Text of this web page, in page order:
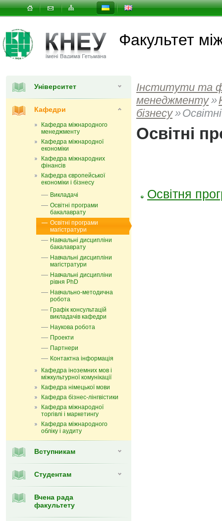
Факультет
Університет
Кафедри
Кафедра міжнародного
менеджменту
Кафедра міжнародної
економіки
Кафедра міжнародних
фінансів
Кафедра європейської
економіки і бізнесу
Викладачі
Освітні програми
бакалаврату
Освітні програми
магістратури
Навчальні дисципліни
бакалаврату
Навчальні дисципліни
магістратури
Навчальні дисципліни
рівня PhD
Навчально-методична
робота
Графік консультацій
викладачів кафедри
Наукова робота
Проекти
Партнери
Контактна інформація
Кафедра іноземних мов і
міжкультурної комунікації
Кафедра німецької мови
Кафедра бізнес-лінгвістики
Кафедра міжнародної
торгівлі і маркетингу
Кафедра мiжнародного
обліку і аудиту
Вступникам
Студентам
Вчена рада
факультету
Інститути та
менеджменту »
бізнесу »
Освітні
Освітня